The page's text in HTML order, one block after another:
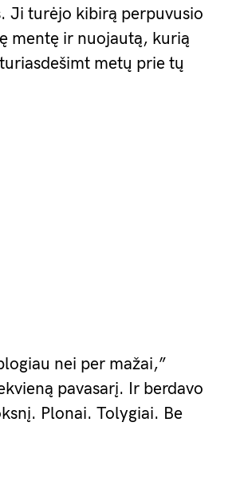
Ji turėjo kibirą perpuvusio
mentę ir nuojautą, kurią
metų prie tų
nei per mažai,”
pavasarį. Ir berdavo
Plonai. Tolygiai. Be